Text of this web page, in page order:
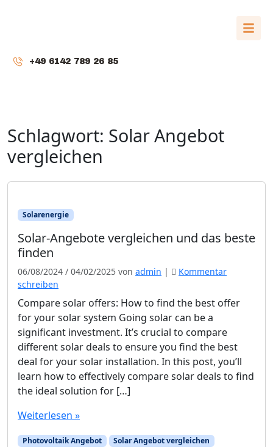
+49 6142 789 26 85
Schlagwort: Solar Angebot
vergleichen
Solarenergie
Solar-Angebote vergleichen und das beste
finden
06/08/2024 / 04/02/2025 von admin |
Kommentar
schreiben
Compare solar offers: How to find the best offer
for your solar system Going solar can be a
significant investment. It’s crucial to compare
different solar deals to ensure you find the best
deal for your solar installation. In this post, you’ll
learn how to effectively compare solar deals to find
the ideal solution for […]
Weiterlesen »
Photovoltaik Angebot
Solar Angebot vergleichen